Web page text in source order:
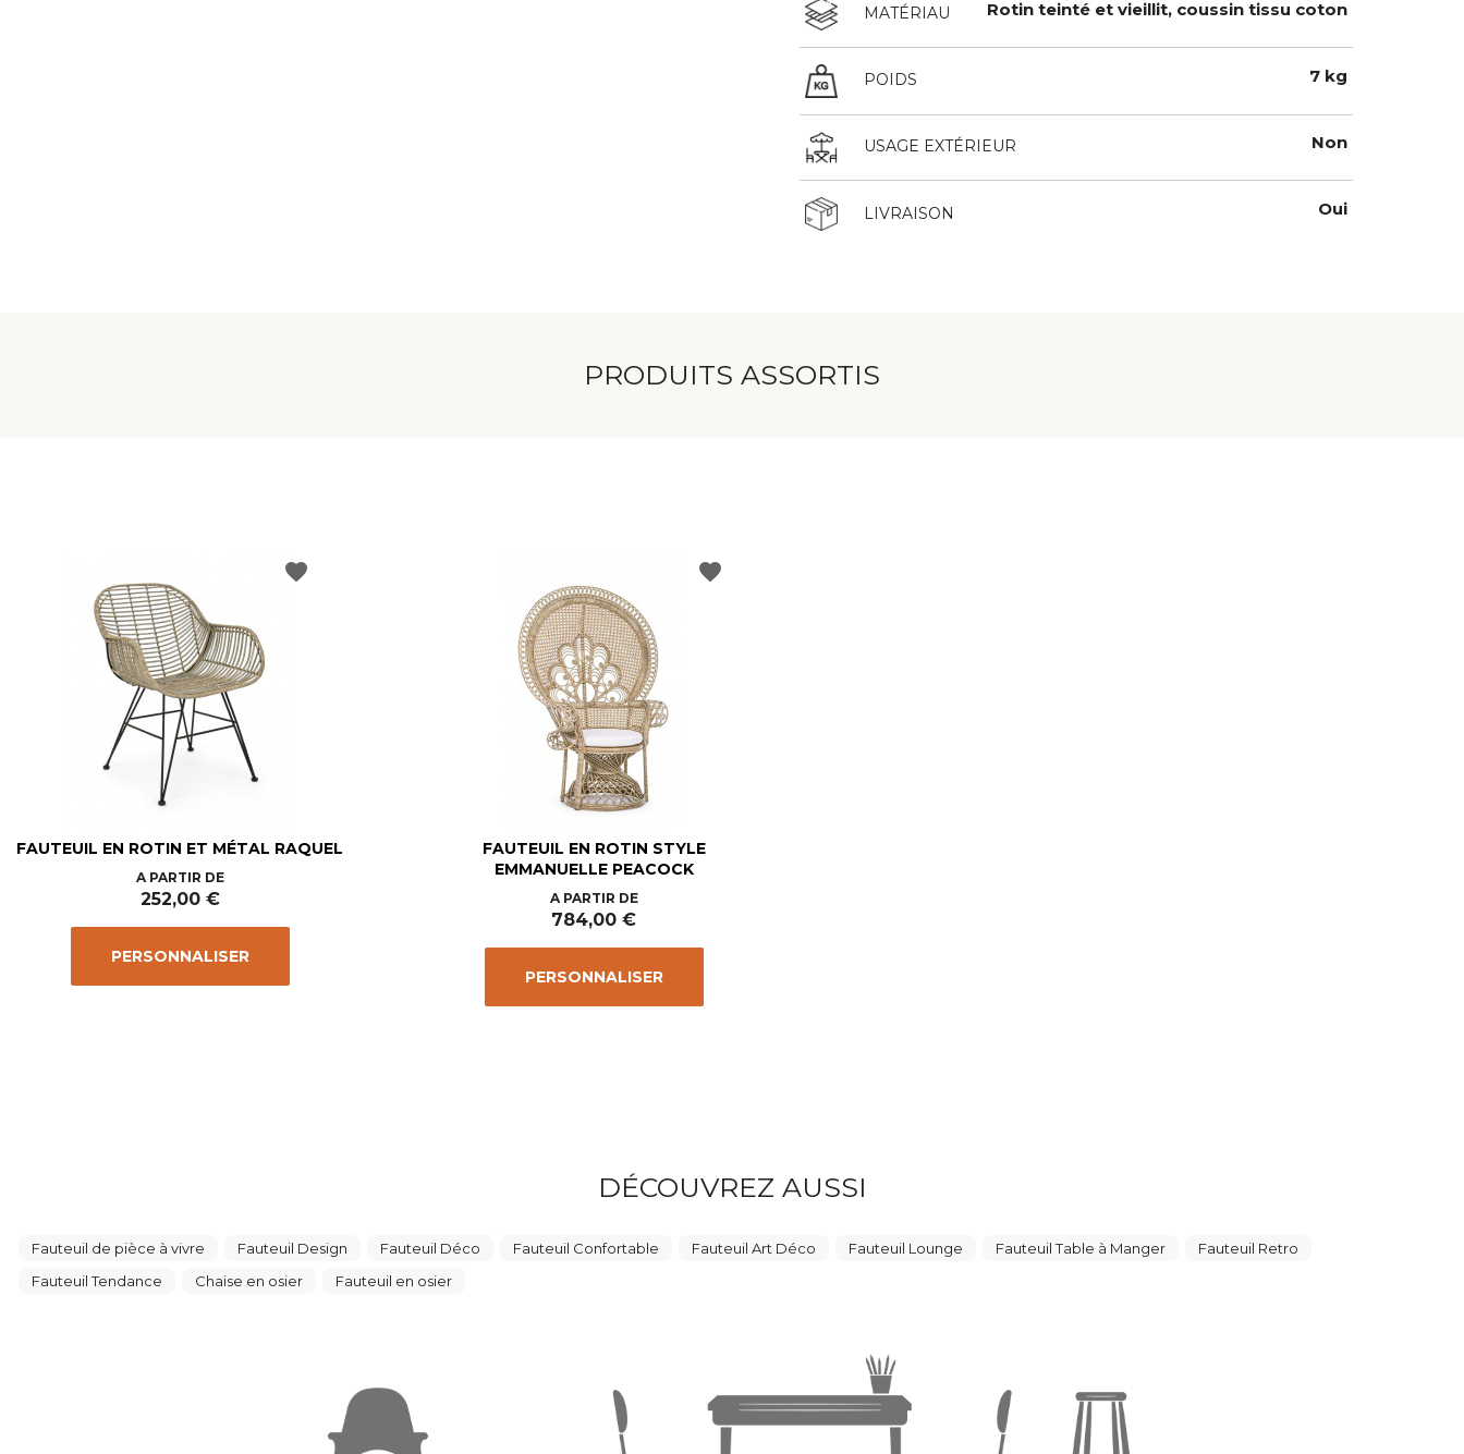
MATÉRIAU Rotin teinté et vieillit, coussin tissu coton
POIDS 7 kg
USAGE EXTÉRIEUR Non
LIVRAISON Oui
PRODUITS ASSORTIS
FAUTEUIL EN ROTIN ET MÉTAL RAQUEL
Prix
A PARTIR DE
252,00 €
PERSONNALISER
favorite
FAUTEUIL EN ROTIN STYLE
EMMANUELLE PEACOCK
Prix
A PARTIR DE
784,00 €
PERSONNALISER
favorite
DÉCOUVREZ AUSSI
Fauteuil de pièce à vivre Fauteuil Design Fauteuil Déco Fauteuil Confortable Fauteuil Art Déco Fauteuil Lounge Fauteuil Table à Manger
Fauteuil Retro
Fauteuil Tendance
Chaise en osier Fauteuil en osier